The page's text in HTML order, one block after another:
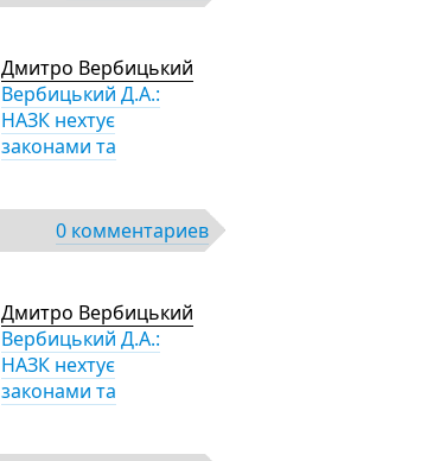
Дмитро Вербицький
Вербицький Д.А.:
НАЗК нехтує
законами та
0 комментариев
Дмитро Вербицький
Вербицький Д.А.:
НАЗК нехтує
законами та